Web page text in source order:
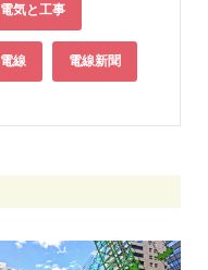
電気と工事
電線 電線新聞